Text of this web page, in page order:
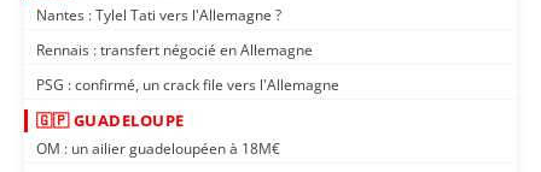
Nantes : Tylel Tati vers l'Allemagne ?
Rennais : transfert négocié en Allemagne
PSG : confirmé, un crack file vers l'Allemagne
🇬🇵 GUADELOUPE
OM : un ailier guadeloupéen à 18M€